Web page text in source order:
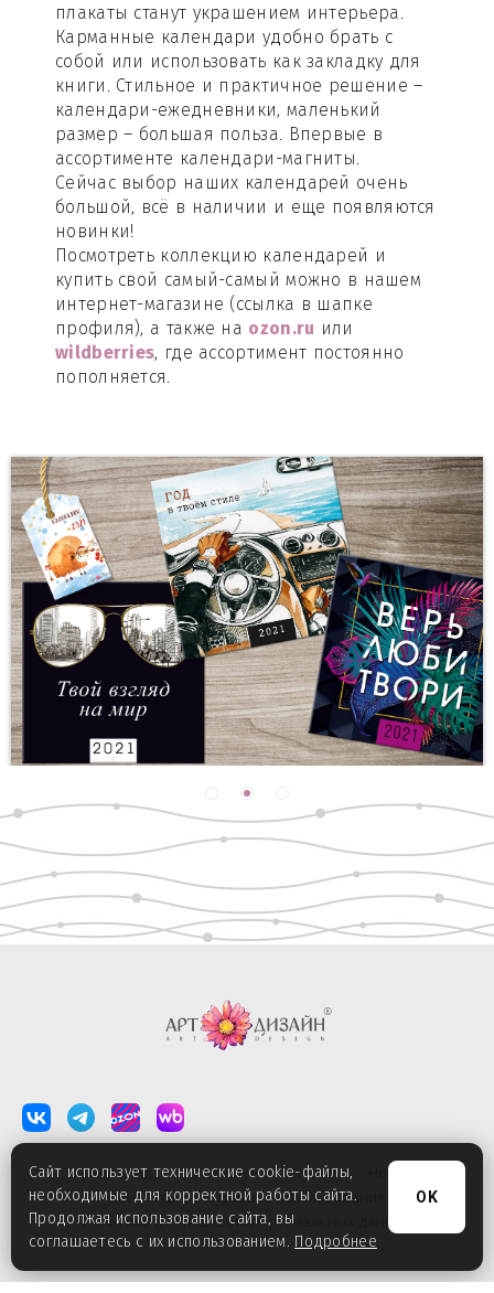
плакаты станут украшением интерьера.
Карманные календари удобно брать с
собой или использовать как закладку для
книги. Стильное и практичное решение –
календари-ежедневники, маленький
размер – большая польза. Впервые в
ассортименте календари-магниты.
Сейчас выбор наших календарей очень
большой, всё в наличии и еще появляются
новинки!
Посмотреть коллекцию календарей и
купить свой самый-самый можно в нашем
интернет-магазине (ссылка в шапке
профиля), а также на ozon.ru или
wildberries, где ассортимент постоянно
пополняется.
О компании Лицензии Студия
Новости
Контакты
Правила использования
Политика в отношении персональных данных
Сайт использует технические cookie-файлы,
необходимые для корректной работы сайта.
Продолжая использование сайта, вы
соглашаетесь с их использованием. Подробнее
OK